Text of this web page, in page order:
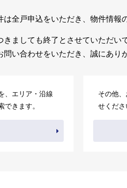
は全戸申込をいただき、物件情報
ましても終了とさせていただい
問い合わせをいただき、誠にあり
、エリア・沿線
きます。
その他
せくださ